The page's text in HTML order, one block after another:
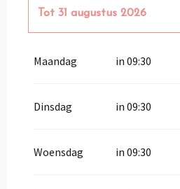
Tot 31 augustus 2026
september 2026
Maandag in 09:30
Dinsdag in 09:30
Woensdag in 09:30